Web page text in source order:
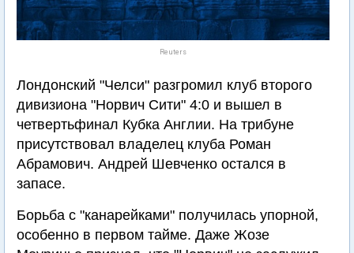
Reuters
Лондонский "Челси" разгромил клуб второго
дивизиона "Норвич Сити" 4:0 и вышел в
четвертьфинал Кубка Англии. На трибуне
присутствовал владелец клуба Роман
Абрамович. Андрей Шевченко остался в
запасе.
Борьба с "канарейками" получилась упорной,
особенно в первом тайме. Даже Жозе